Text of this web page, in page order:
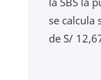
se calcula
de S/